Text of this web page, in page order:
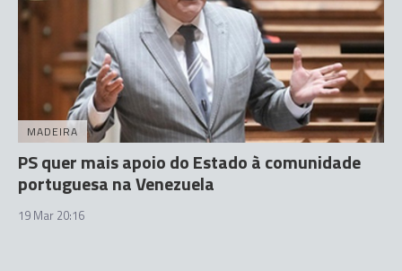
MADEIRA
PS quer mais apoio do Estado à comunidade
portuguesa na Venezuela
19 Mar 20:16